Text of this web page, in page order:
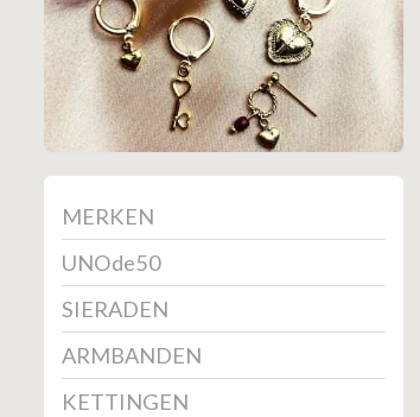
MERKEN
UNOde50
SIERADEN
ARMBANDEN
KETTINGEN